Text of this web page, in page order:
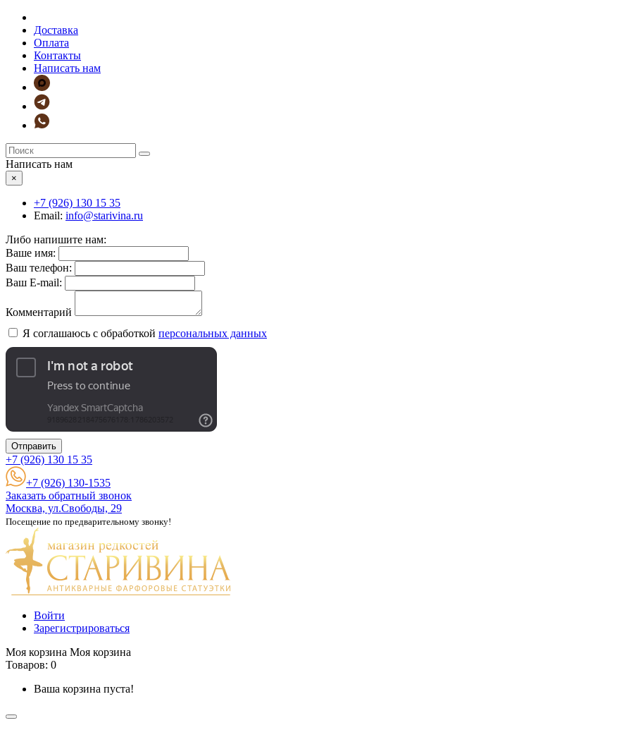
Доставка
Оплата
Контакты
Написать нам
Написать нам
×
+7 (926) 130 15 35
Email: info@starivina.ru
Либо напишите нам:
Ваше имя:
Ваш телефон:
Ваш E-mail:
Комментарий
Я соглашаюсь с обработкой персональных данных
Отправить
+7 (926) 130 15 35
+7 (926) 130-1535
Заказать обратный звонок
Москва, ул.Свободы, 29
Посещение по предварительному звонку!
Войти
Зарегистрироваться
Моя корзина Моя корзина
Товаров: 0
Ваша корзина пуста!